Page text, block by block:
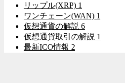
リップル(XRP) 1
ワンチェーン(WAN) 1
仮想通貨の解説 6
仮想通貨取引の解説 1
最新ICO情報 2